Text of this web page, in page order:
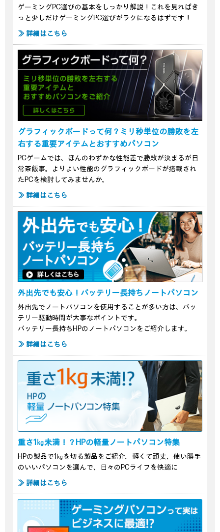
ゲーミングPC選びの基本をしっかり解説！これを見ればき
っと少しだけゲーミングPC選びがラクになるはずです！
≫ 詳細はこちら
グラフィックボードって何？ミリ秒単位の勝敗を左
右する重要アイテムとおすすめパソコン
PCゲームでは、ほんのわずかな性能差で勝敗が決まるが日
常茶飯事。よりよい性能のグラフィックボードが搭載され
たPCを検討してみませんか。
≫ 詳細はこちら
外出先でも安心！バッテリー長持ちノートパソコン
外出先でノートパソコンを使用することが多い方は、バッ
テリー駆動時間が大事なポイントです。
バッテリー長持ちHPのノートパソコンをご紹介します。
≫ 詳細はこちら
重さ1㎏未満！？HPの軽量ノートパソコン特集
HPの製品で1㎏を切る製品をご紹介。軽くて頑丈、使い勝手
のいいパソコンを選んで、日々のPCライフを快適に
≫ 詳細はこちら